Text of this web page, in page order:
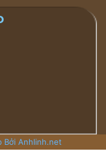
Bởi Anhlinh.net